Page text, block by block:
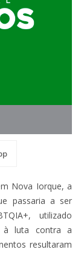
Nova Iorque, a
passaria a ser
utilizado
à luta contra a
resultaram